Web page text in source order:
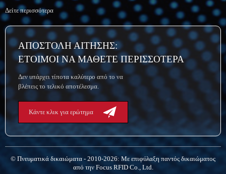
Δείτε περισσότερα
ΑΠΟΣΤΟΛΗ ΑΙΤΗΣΗΣ:
ΕΤΟΙΜΟΙ ΝΑ ΜΑΘΕΤΕ ΠΕΡΙΣΣΟΤΕΡΑ
Δεν υπάρχει τίποτα καλύτερο από το να
βλέπεις το τελικό αποτέλεσμα.
Κάντε κλικ για ερώτημα
© Πνευματικά δικαιώματα - 2010-2026: Με επιφύλαξη παντός δικαιώματος
από την Focus RFID Co., Ltd.